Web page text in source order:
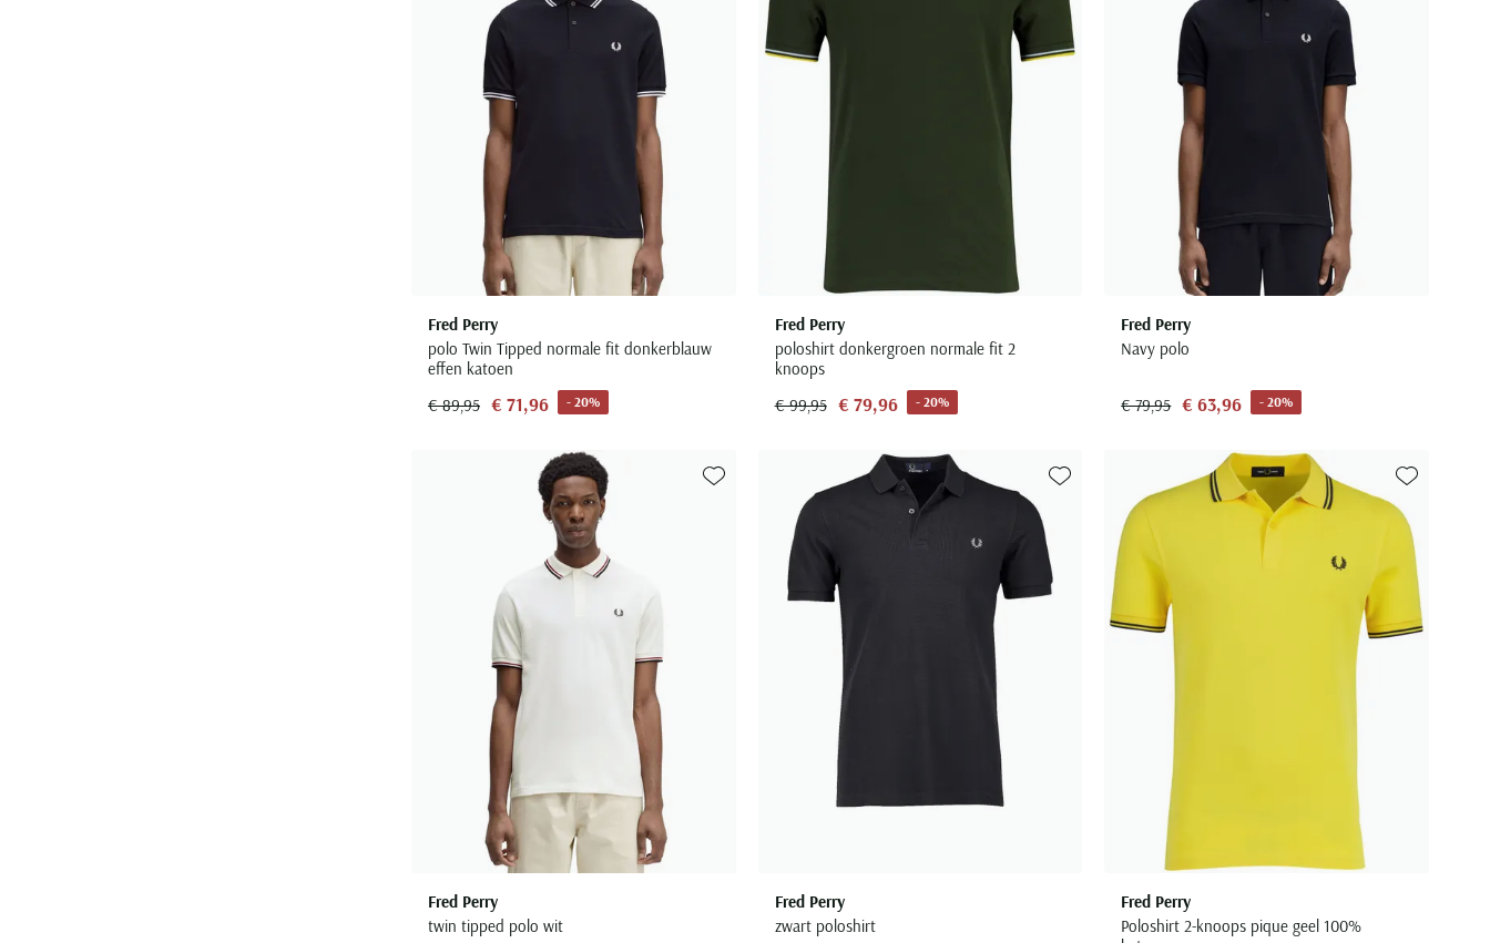
Fred Perry
polo Twin Tipped normale fit donkerblauw
effen katoen
€ 89,95 € 71,96 - 20%
Fred Perry
poloshirt donkergroen normale fit 2
knoops
€ 99,95 € 79,96 - 20%
Fred Perry
Navy polo
€ 79,95 € 63,96 - 20%
Fred Perry
twin tipped polo wit
Toevoegen aan favorieten
Fred Perry
zwart poloshirt
Toevoegen aan favorieten
Fred Perry
Poloshirt 2-knoops pique geel 100%
Toevoegen